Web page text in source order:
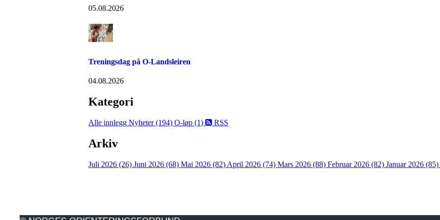
05.08.2026
Treningsdag på O-Landsleiren
04.08.2026
Kategori
Alle innlegg Nyheter (194) O-løp (1) RSS
Arkiv
Juli 2026 (26) Juni 2026 (68) Mai 2026 (82) April 2026 (74) Mars 2026 (88) Februar 2026 (82) Januar 2026 (85)